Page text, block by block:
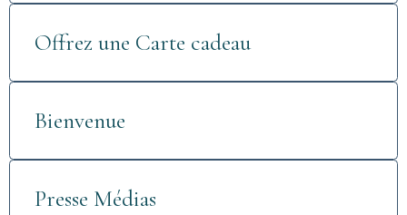
Offrez une Carte cadeau
Bienvenue
Presse Médias